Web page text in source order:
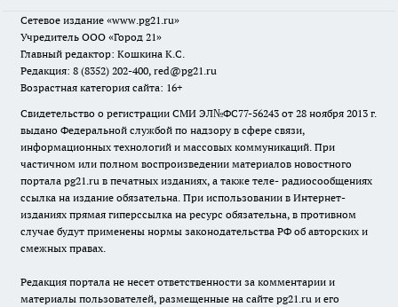
Сетевое издание «www.pg21.ru»
Учредитель ООО «Город 21»
Главный редактор: Кошкина К.С.
Редакция: 8 (8352) 202-400, red@pg21.ru
Возрастная категория сайта: 16+
Свидетельство о регистрации СМИ ЭЛ№ФС77-56243 от 28 ноября 2013 г.
выдано Федеральной службой по надзору в сфере связи,
информационных технологий и массовых коммуникаций. При
частичном или полном воспроизведении материалов новостного
портала pg21.ru в печатных изданиях, а также теле- радиосообщениях
ссылка на издание обязательна. При использовании в Интернет-
изданиях прямая гиперссылка на ресурс обязательна, в противном
случае будут применены нормы законодательства РФ об авторских и
смежных правах.
Редакция портала не несет ответственности за комментарии и
материалы пользователей, размещенные на сайте pg21.ru и его